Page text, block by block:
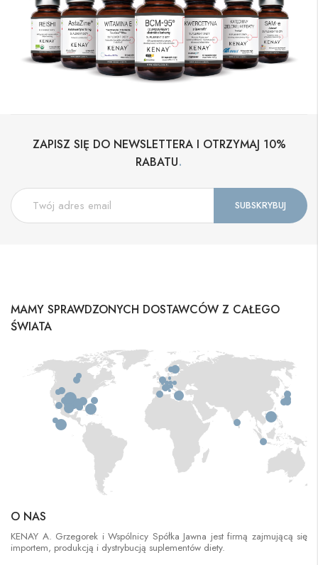
ZAPISZ SIĘ DO NEWSLETTERA I OTRZYMAJ 10%
RABATU.
MAMY SPRAWDZONYCH DOSTAWCÓW Z CAŁEGO
ŚWIATA
O NAS
KENAY A. Grzegorek i Wspólnicy Spółka Jawna jest firmą zajmującą się
importem, produkcją i dystrybucją suplementów diety.